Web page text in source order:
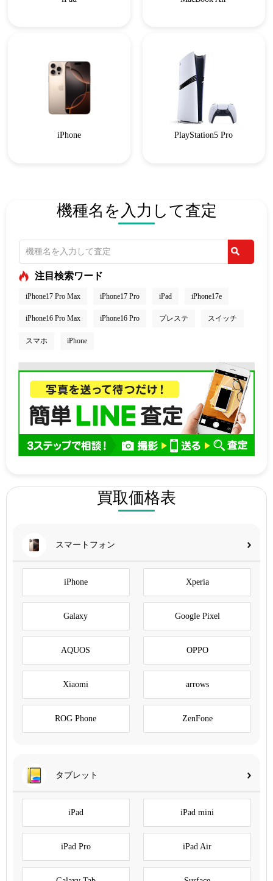
iPhone PlayStation5 Pro
機種名を入力して査定
注目検索ワード
iPhone17 Pro Max iPhone17 Pro iPad iPhone17e
iPhone16 Pro Max iPhone16 Pro プレステ スイッチ
スマホ iPhone
買取価格表
スマートフォン
iPhone Xperia
Galaxy Google Pixel
AQUOS OPPO
Xiaomi arrows
ROG Phone ZenFone
タブレット
iPad iPad mini
iPad Pro iPad Air